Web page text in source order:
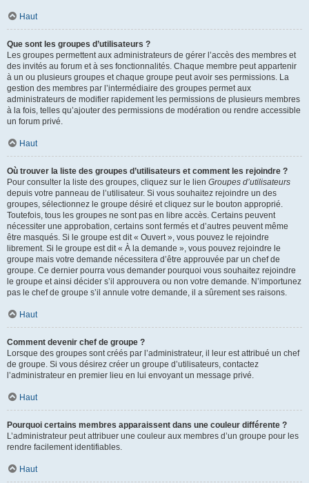
Haut
Que sont les groupes d’utilisateurs ?
Les groupes permettent aux administrateurs de gérer l’accès des membres et
des invités au forum et à ses fonctionnalités. Chaque membre peut appartenir
à un ou plusieurs groupes et chaque groupe peut avoir ses permissions. La
gestion des membres par l’intermédiaire des groupes permet aux
administrateurs de modifier rapidement les permissions de plusieurs membres
à la fois, telles qu’ajouter des permissions de modération ou rendre accessible
un forum privé.
Haut
Où trouver la liste des groupes d’utilisateurs et comment les rejoindre ?
Pour consulter la liste des groupes, cliquez sur le lien Groupes d’utilisateurs
depuis votre panneau de l’utilisateur. Si vous souhaitez rejoindre un des
groupes, sélectionnez le groupe désiré et cliquez sur le bouton approprié.
Toutefois, tous les groupes ne sont pas en libre accès. Certains peuvent
nécessiter une approbation, certains sont fermés et d’autres peuvent même
être masqués. Si le groupe est dit « Ouvert », vous pouvez le rejoindre
librement. Si le groupe est dit « À la demande », vous pouvez rejoindre le
groupe mais votre demande nécessitera d’être approuvée par un chef de
groupe. Ce dernier pourra vous demander pourquoi vous souhaitez rejoindre
le groupe et ainsi décider s’il approuvera ou non votre demande. N’importunez
pas le chef de groupe s’il annule votre demande, il a sûrement ses raisons.
Haut
Comment devenir chef de groupe ?
Lorsque des groupes sont créés par l’administrateur, il leur est attribué un chef
de groupe. Si vous désirez créer un groupe d’utilisateurs, contactez
l’administrateur en premier lieu en lui envoyant un message privé.
Haut
Pourquoi certains membres apparaissent dans une couleur différente ?
L’administrateur peut attribuer une couleur aux membres d’un groupe pour les
rendre facilement identifiables.
Haut